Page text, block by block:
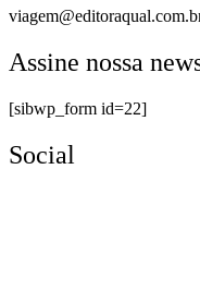
Assine nossa
[sibwp_form id=22]
Social